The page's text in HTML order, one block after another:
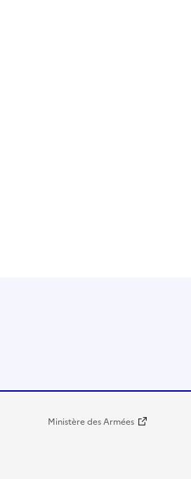
Ministère des Armées